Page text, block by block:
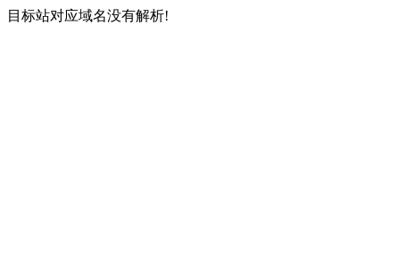
目标站对应域名没有解析!